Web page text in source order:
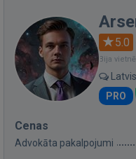
5.0
Bija
PRO
Cenas
Advokāta pakalpojumi